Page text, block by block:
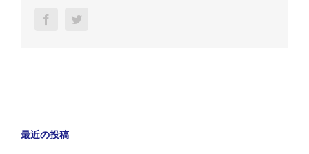
Facebook
最近の投稿